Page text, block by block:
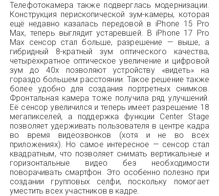
Телефотокамера также подверглась модернизации.
Конструкция перископической зум-камеры, которая
ещё недавно казалась передовой в iPhone 15 Pro
Max, теперь выглядит устаревшей. В iPhone 17 Pro
Max сенсор стал больше, разрешение — выше, а
гибридный 8-кратный зум оптического качества,
четырёхкратное оптическое увеличение и цифровой
зум до 40х позволяют устройству «видеть» на
гораздо большем расстоянии. Такое решение также
более удобно для создания портретных снимков.
Фронтальная камера тоже получила ряд улучшений.
Её сенсор увеличился и теперь имеет разрешение 18
мегапикселей, а поддержка функции Center Stage
позволяет удерживать пользователя в центре кадра
во время видеозвонков (хотя и не во всех
приложениях). Но самое интересное — сенсор стал
квадратным, что позволяет снимать вертикальные и
горизонтальные видео без необходимости
поворачивать смартфон. Это особенно полезно при
создании групповых селфи, поскольку помогает
уместить всех участников в кадре.